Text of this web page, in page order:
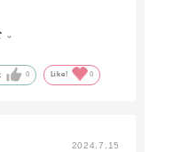
で包んでトース
。 0 Like! 0
2024.7.15